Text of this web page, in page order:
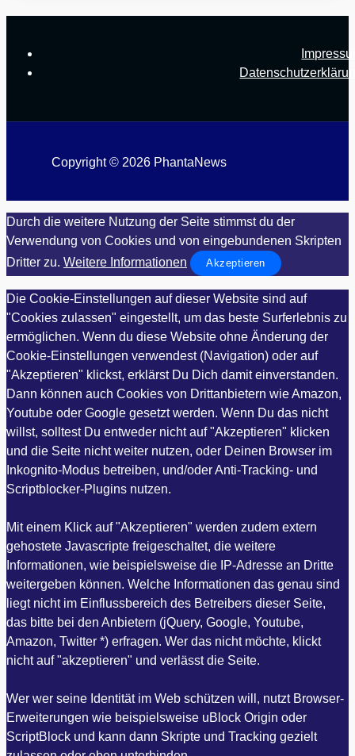
Copyright © 2026 PhantaNews
Durch die weitere Nutzung der Seite stimmst du der
Verwendung von Cookies und von eingebundenen Skripten
Dritter zu. Weitere Informationen Akzeptieren
Die Cookie-Einstellungen auf dieser Website sind auf
"Cookies zulassen" eingestellt, um das beste Surferlebnis zu
ermöglichen. Wenn du diese Website ohne Änderung der
Cookie-Einstellungen verwendest (Navigation) oder auf
"Akzeptieren" klickst, erklärst Du Dich damit einverstanden.
Dann können auch Cookies von Drittanbietern wie Amazon,
Youtube oder Google gesetzt werden. Wenn Du das nicht
willst, solltest Du entweder nicht auf "Akzeptieren" klicken
und die Seite nicht weiter nutzen, oder Deinen Browser im
Inkognito-Modus betreiben, und/oder Anti-Tracking- und
Scriptblocker-Plugins nutzen.
Mit einem Klick auf "Akzeptieren" werden zudem extern
gehostete Javascripte freigeschaltet, die weitere
Informationen, wie beispielsweise die IP-Adresse an Dritte
weitergeben können. Welche Informationen das genau sind
liegt nicht im Einflussbereich des Betreibers dieser Seite,
das bitte bei den Anbietern (jQuery, Google, Youtube,
Amazon, Twitter *) erfragen. Wer das nicht möchte, klickt
nicht auf "akzeptieren" und verlässt die Seite.
Wer wer seine Identität im Web schützen will, nutzt Browser-
Erweiterungen wie beispielsweise uBlock Origin oder
ScriptBlock und kann dann Skripte und Tracking gezielt